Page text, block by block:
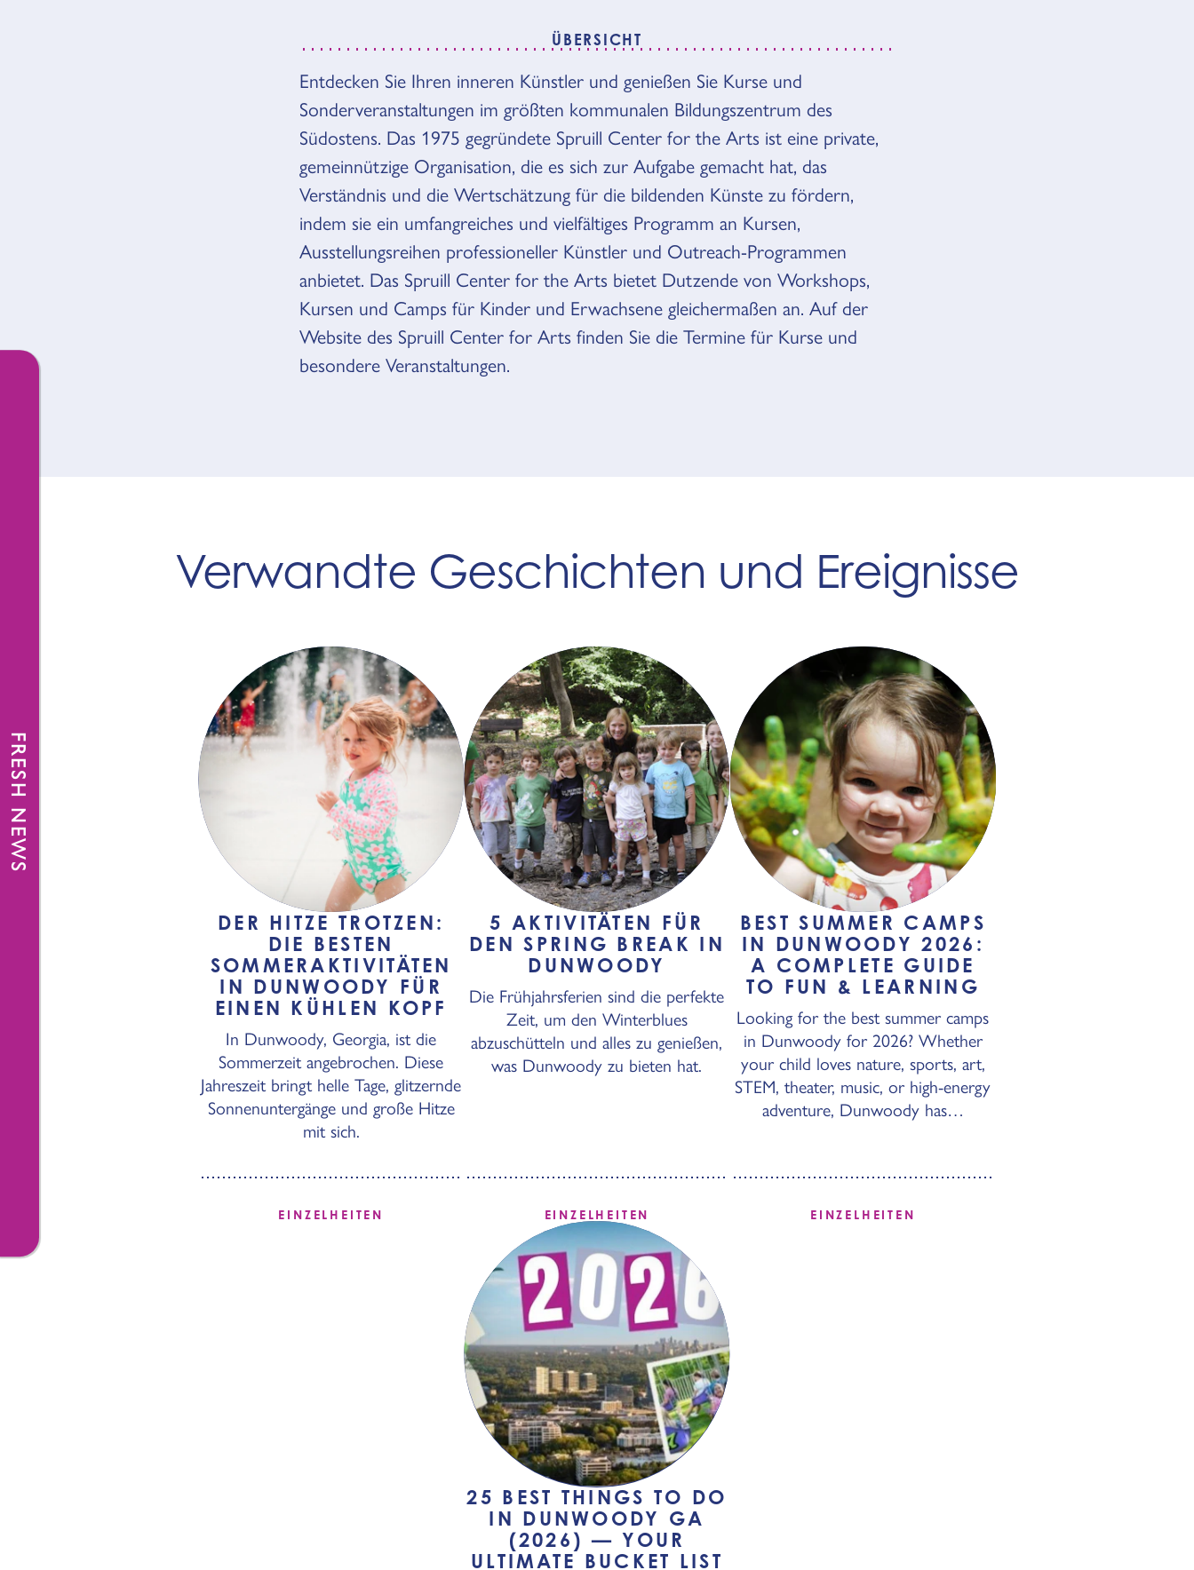
ÜBERSICHT
ÜBERSICHT
Entdecken Sie Ihren inneren Künstler und genießen Sie Kurse und
Sonderveranstaltungen im größten kommunalen Bildungszentrum des
Südostens. Das 1975 gegründete Spruill Center for the Arts ist eine private,
gemeinnützige Organisation, die es sich zur Aufgabe gemacht hat, das
Verständnis und die Wertschätzung für die bildenden Künste zu fördern,
indem sie ein umfangreiches und vielfältiges Programm an Kursen,
Ausstellungsreihen professioneller Künstler und Outreach-Programmen
anbietet. Das Spruill Center for the Arts bietet Dutzende von Workshops,
Kursen und Camps für Kinder und Erwachsene gleichermaßen an. Auf der
Website des Spruill Center for Arts finden Sie die Termine für Kurse und
besondere Veranstaltungen.
Verwandte Geschichten und Ereignisse
DER HITZE TROTZEN:
DIE BESTEN
SOMMERAKTIVITÄTEN
IN DUNWOODY FÜR
EINEN KÜHLEN KOPF
In Dunwoody, Georgia, ist die
Sommerzeit angebrochen. Diese
Jahreszeit bringt helle Tage, glitzernde
Sonnenuntergänge und große Hitze
mit sich.
EINZELHEITEN
5 AKTIVITÄTEN FÜR
DEN SPRING BREAK IN
DUNWOODY
Die Frühjahrsferien sind die perfekte
Zeit, um den Winterblues
abzuschütteln und alles zu genießen,
was Dunwoody zu bieten hat.
EINZELHEITEN
BEST SUMMER CAMPS
IN DUNWOODY 2026:
A COMPLETE GUIDE
TO FUN & LEARNING
Looking for the best summer camps
in Dunwoody for 2026? Whether
your child loves nature, sports, art,
STEM, theater, music, or high-energy
adventure, Dunwoody has…
EINZELHEITEN
25 BEST THINGS TO DO
IN DUNWOODY GA
(2026) — YOUR
ULTIMATE BUCKET LIST
FRESH NEWS